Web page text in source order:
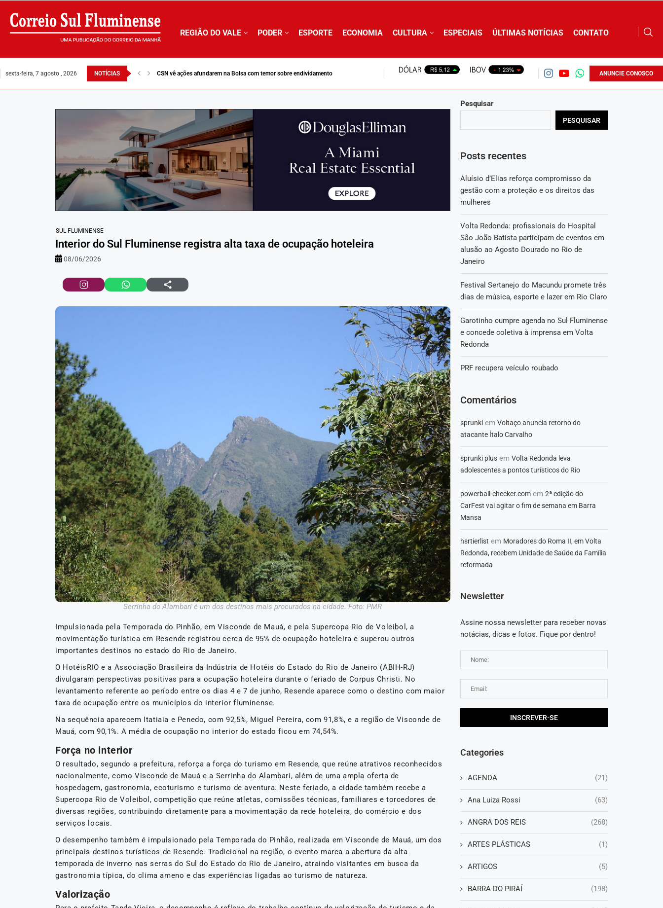
REGIÃO DO VALE PODER ESPORTE ECONOMIA CULTURA ESPECIAIS ÚLTIMAS NOTÍCIAS CONTATO
sexta-feira, 7 agosto , 2026 NOTÍCIAS CSN vê ações afundarem na Bolsa com temor sobre endividamento ANUNCIE CONOSCO
SUL FLUMINENSE
Interior do Sul Fluminense registra alta taxa de ocupação hoteleira
08/06/2026
Serrinha do Alambari é um dos destinos mais procurados na cidade. Foto: PMR
Impulsionada pela Temporada do Pinhão, em Visconde de Mauá, e pela Supercopa Rio de Voleibol, a
movimentação turística em Resende registrou cerca de 95% de ocupação hoteleira e superou outros
importantes destinos no estado do Rio de Janeiro.
O HotéisRIO e a Associação Brasileira da Indústria de Hotéis do Estado do Rio de Janeiro (ABIH-RJ)
divulgaram perspectivas positivas para a ocupação hoteleira durante o feriado de Corpus Christi. No
levantamento referente ao período entre os dias 4 e 7 de junho, Resende aparece como o destino com maior
taxa de ocupação entre os municípios do interior fluminense.
Na sequência aparecem Itatiaia e Penedo, com 92,5%, Miguel Pereira, com 91,8%, e a região de Visconde de
Mauá, com 90,1%. A média de ocupação no interior do estado ficou em 74,54%.
Força no interior
O resultado, segundo a prefeitura, reforça a força do turismo em Resende, que reúne atrativos reconhecidos
nacionalmente, como Visconde de Mauá e a Serrinha do Alambari, além de uma ampla oferta de
hospedagem, gastronomia, ecoturismo e turismo de aventura. Neste feriado, a cidade também recebe a
Supercopa Rio de Voleibol, competição que reúne atletas, comissões técnicas, familiares e torcedores de
diversas regiões, contribuindo diretamente para a movimentação da rede hoteleira, do comércio e dos
serviços locais.
O desempenho também é impulsionado pela Temporada do Pinhão, realizada em Visconde de Mauá, um dos
principais destinos turísticos de Resende. Tradicional na região, o evento marca a abertura da alta
temporada de inverno nas serras do Sul do Estado do Rio de Janeiro, atraindo visitantes em busca da
gastronomia típica, do clima ameno e das experiências ligadas ao turismo de natureza.
Valorização
Pesquisar
PESQUISAR
Posts recentes
Aluísio d’Elias reforça compromisso da
gestão com a proteção e os direitos das
mulheres
Volta Redonda: profissionais do Hospital
São João Batista participam de eventos em
alusão ao Agosto Dourado no Rio de
Janeiro
Festival Sertanejo do Macundu promete três
dias de música, esporte e lazer em Rio Claro
Garotinho cumpre agenda no Sul Fluminense
e concede coletiva à imprensa em Volta
Redonda
PRF recupera veículo roubado
Comentários
sprunkiem Voltaço anuncia retorno do
atacante Ítalo Carvalho
sprunki plusem Volta Redonda leva
adolescentes a pontos turísticos do Rio
powerball-checker.comem 2ª edição do
CarFest vai agitar o fim de semana em Barra
Mansa
hsrtierlist em Moradores do Roma II, em Volta
Redonda, recebem Unidade de Saúde da Família
reformada
Newsletter
Assine nossa newsletter para receber novas
notácias, dicas e fotos. Fique por dentro!
Categories
AGENDA (21)
Ana Luiza Rossi (63)
ANGRA DOS REIS (268)
ARTES PLÁSTICAS (1)
ARTIGOS (5)
BARRA DO PIRAÍ (198)